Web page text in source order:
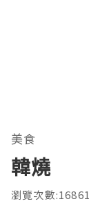
美食
韓燒
瀏覽次數:16861